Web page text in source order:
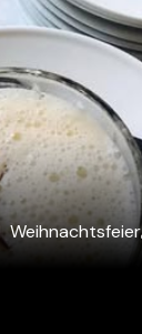
Weihnachtsfeier